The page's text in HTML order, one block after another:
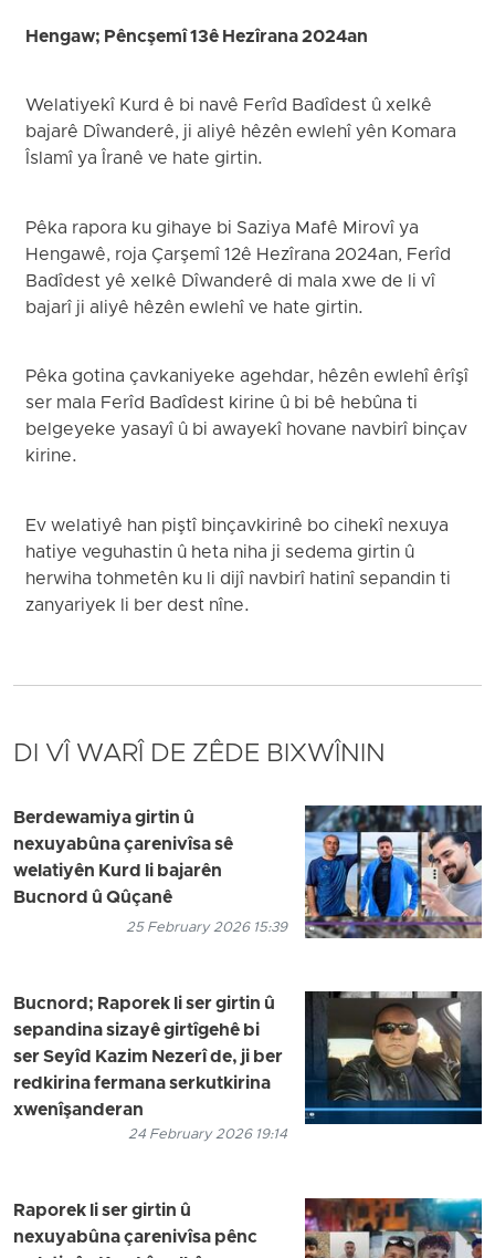
Hengaw; Pêncşemî 13ê Hezîrana 2024an
Welatiyekî Kurd ê bi navê Ferîd Badîdest û xelkê
bajarê Dîwanderê, ji aliyê hêzên ewlehî yên Komara
Îslamî ya Îranê ve hate girtin.
Pêka rapora ku gihaye bi Saziya Mafê Mirovî ya
Hengawê, roja Çarşemî 12ê Hezîrana 2024an, Ferîd
Badîdest yê xelkê Dîwanderê di mala xwe de li vî
bajarî ji aliyê hêzên ewlehî ve hate girtin.
Pêka gotina çavkaniyeke agehdar, hêzên ewlehî êrîşî
ser mala Ferîd Badîdest kirine û bi bê hebûna ti
belgeyeke yasayî û bi awayekî hovane navbirî binçav
kirine.
Ev welatiyê han piştî binçavkirinê bo cihekî nexuya
hatiye veguhastin û heta niha ji sedema girtin û
herwiha tohmetên ku li dijî navbirî hatinî sepandin ti
zanyariyek li ber dest nîne.
DI VÎ WARÎ DE ZÊDE BIXWÎNIN
Berdewamiya girtin û
nexuyabûna çarenivîsa sê
welatiyên Kurd li bajarên
Bucnord û Qûçanê
25 February 2026 15:39
Bucnord; Raporek li ser girtin û
sepandina sizayê girtîgehê bi
ser Seyîd Kazim Nezerî de, ji ber
redkirina fermana serkutkirina
xwenîşanderan
24 February 2026 19:14
Raporek li ser girtin û
nexuyabûna çarenivîsa pênc